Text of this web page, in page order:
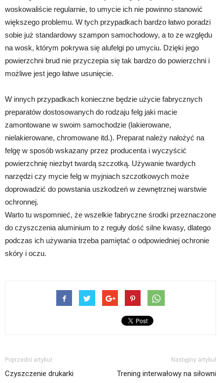
woskowaliście regularnie, to umycie ich nie powinno stanowić
większego problemu. W tych przypadkach bardzo łatwo poradzi
sobie już standardowy szampon samochodowy, a to ze względu
na wosk, którym pokrywa się alufelgi po umyciu. Dzięki jego
powierzchni brud nie przyczepia się tak bardzo do powierzchni i
możliwe jest jego łatwe usunięcie.
W innych przypadkach konieczne będzie użycie fabrycznych
preparatów dostosowanych do rodzaju felg jaki macie
zamontowane w swoim samochodzie (lakierowane,
nielakierowane, chromowane itd.). Preparat należy nałożyć na
felgę w sposób wskazany przez producenta i wyczyścić
powierzchnię niezbyt twardą szczotką. Używanie twardych
narzędzi czy mycie felg w myjniach szczotkowych może
doprowadzić do powstania uszkodzeń w zewnętrznej warstwie
ochronnej.
Warto tu wspomnieć, że wszelkie fabryczne środki przeznaczone
do czyszczenia aluminium to z reguły dość silne kwasy, dlatego
podczas ich używania trzeba pamiętać o odpowiedniej ochronie
skóry i oczu.
Poprzedni artykuł
Czyszczenie drukarki
Następny artykuł
Trening interwałowy na siłowni